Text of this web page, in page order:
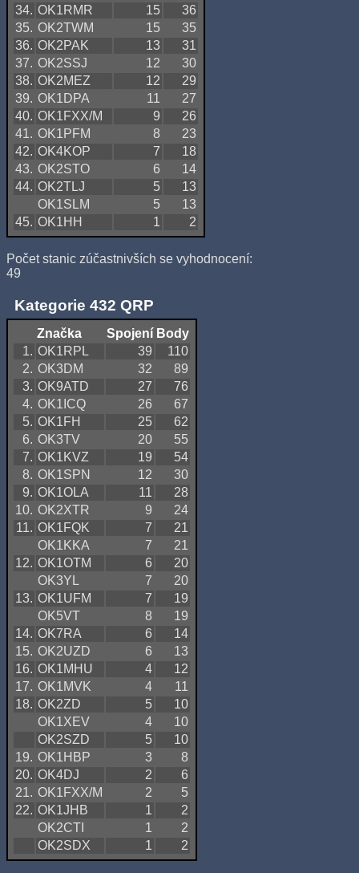
34. OK1RMR 15
36
35. OK2TWM 15
35
36. OK2PAK 13
31
37. OK2SSJ 12
30
38. OK2MEZ 12
29
39. OK1DPA 11
27
40. OK1FXX/M 9
26
41. OK1PFM 8
23
42. OK4KOP 7
18
43. OK2STO 6
14
44. OK2TLJ 5
13
OK1SLM
5
13
45. OK1HH 1 2
Počet stanic zúčastnivších se vyhodnocení:
49
Kategorie 432 QRP
Značka Spojení Body
1. OK1RPL 39
110
2. OK3DM 32
89
3. OK9ATD 27
76
4. OK1ICQ 26
67
5. OK1FH 25
62
6. OK3TV 20
55
7. OK1KVZ 19
54
8. OK1SPN 12
30
9. OK1OLA 11
28
10. OK2XTR 9
24
11. OK1FQK 7
21
OK1KKA
7
21
12. OK1OTM 6
20
OK3YL
7
20
13. OK1UFM 7
19
OK5VT
8
19
14. OK7RA 6
14
15. OK2UZD 6
13
16. OK1MHU 4
12
17. OK1MVK 4
11
18. OK2ZD 5
10
OK1XEV
4
10
OK2SZD
5
10
19. OK1HBP 3
8
20. OK4DJ 2
6
21. OK1FXX/M 2
5
22. OK1JHB 1
2
OK2CTI
1
2
OK2SDX
1 2